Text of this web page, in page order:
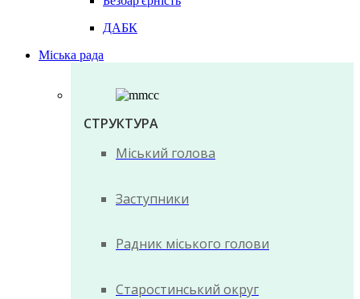
ДАБК
Міська рада
СТРУКТУРА
Міський голова
Заступники
Радник міського голови
Старостинський округ